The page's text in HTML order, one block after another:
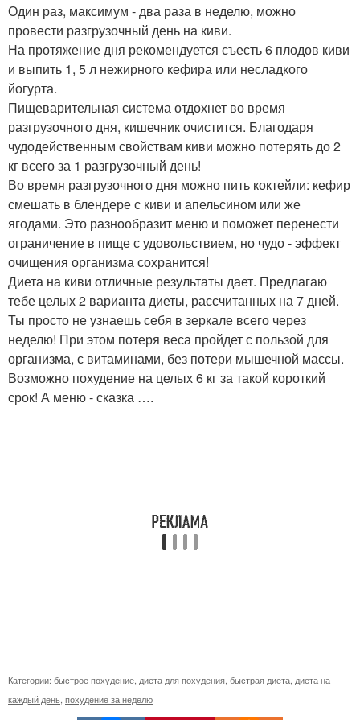
Один раз, максимум - два раза в неделю, можно
провести разгрузочный день на киви.
На протяжение дня рекомендуется съесть 6 плодов киви
и выпить 1, 5 л нежирного кефира или несладкого
йогурта.
Пищеварительная система отдохнет во время
разгрузочного дня, кишечник очистится. Благодаря
чудодейственным свойствам киви можно потерять до 2
кг всего за 1 разгрузочный день!
Во время разгрузочного дня можно пить коктейли: кефир
смешать в блендере с киви и апельсином или же
ягодами. Это разнообразит меню и поможет перенести
ограничение в пище с удовольствием, но чудо - эффект
очищения организма сохранится!
Диета на киви отличные результаты дает. Предлагаю
тебе целых 2 варианта диеты, рассчитанных на 7 дней.
Ты просто не узнаешь себя в зеркале всего через
неделю! При этом потеря веса пройдет с пользой для
организма, с витаминами, без потери мышечной массы.
Возможно похудение на целых 6 кг за такой короткий
срок! А меню - сказка ….
Категории: быстрое похудение диета для похудения быстрая диета диета на
каждый день похудение за неделю